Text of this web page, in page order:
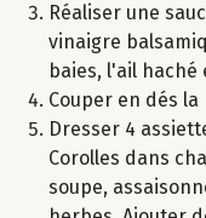
Réaliser une
vinaigre
baies, l'ail
Couper en dés la
Dresser 4
Corolles dans
soupe,